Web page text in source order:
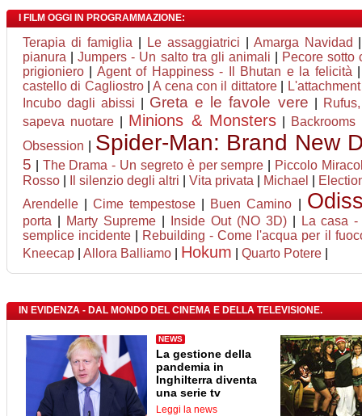
I FILM OGGI IN PROGRAMMAZIONE:
Terapia di famiglia Le assaggiatrici Amarga Navidad
pianura |Jumpers - Un salto tra gli animali
Pecore sotto
prigioniero
Agent of Happiness - Il Bhutan e la felicità
castello di Cagliostro|A cena con il dittatore|
Incubo dagli abissi
Greta e le favole vere
sapeva nuotare
Minions & Monsters| Backrooms
Obsession
Spider-Man: Brand New
5 The Drama - Un segreto è per sempre
Piccolo
Rosso
Il silenzio degli altri Vita privata Michael
Arendelle |Cime tempestose Buen Camino
porta Marty Supreme| Inside Out (NO 3D)|
La casa
semplice incidente
Rebuilding - Come l'acqua per il
Kneecap
Allora Balliamo Hokum Quarto Potere
IN EVIDENZA - DAL MONDO DEL CINEMA E DELLA TELEVISIONE.
NEWS
La gestione della
pandemia in
Inghilterra diventa
una serie tv
Leggi la news